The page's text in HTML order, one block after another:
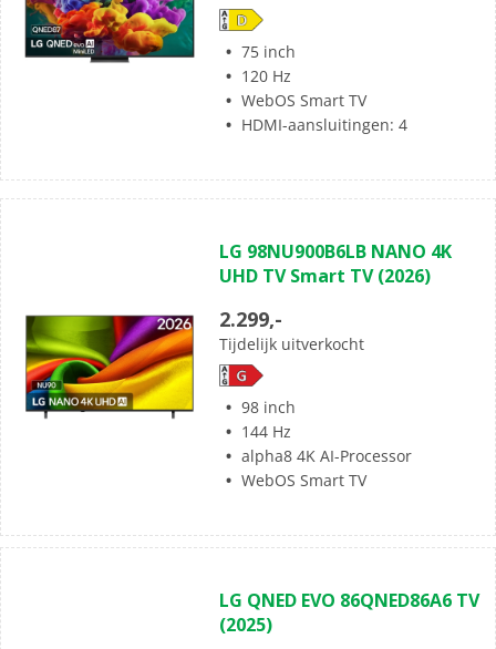
75 inch
120 Hz
WebOS Smart TV
HDMI-aansluitingen: 4
van
de
sterren.
LG 98NU900B6LB NANO 4K
UHD TV Smart TV (2026)
2.299,-
Tijdelijk uitverkocht
98 inch
144 Hz
alpha8 4K AI-Processor
WebOS Smart TV
van
de
LG QNED EVO 86QNED86A6 TV
(2025)